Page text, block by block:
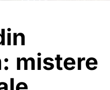
mistere